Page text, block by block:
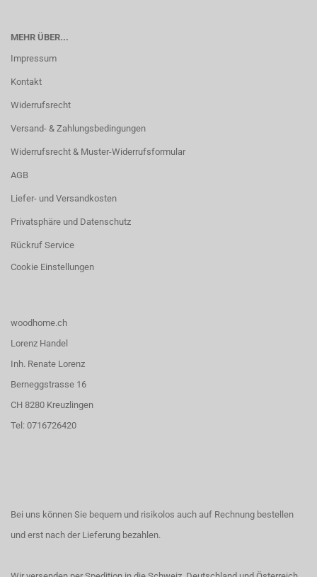
MEHR ÜBER...
Impressum
Kontakt
Widerrufsrecht
Versand- & Zahlungsbedingungen
Widerrufsrecht & Muster-Widerrufsformular
AGB
Liefer- und Versandkosten
Privatsphäre und Datenschutz
Rückruf Service
Cookie Einstellungen
woodhome.ch
Lorenz Handel
Inh. Renate Lorenz
Berneggstrasse 16
CH 8280 Kreuzlingen
Tel: 0716726420
Bei uns können Sie bequem und risikolos auch auf Rechnung bestellen
und erst nach der Lieferung bezahlen.